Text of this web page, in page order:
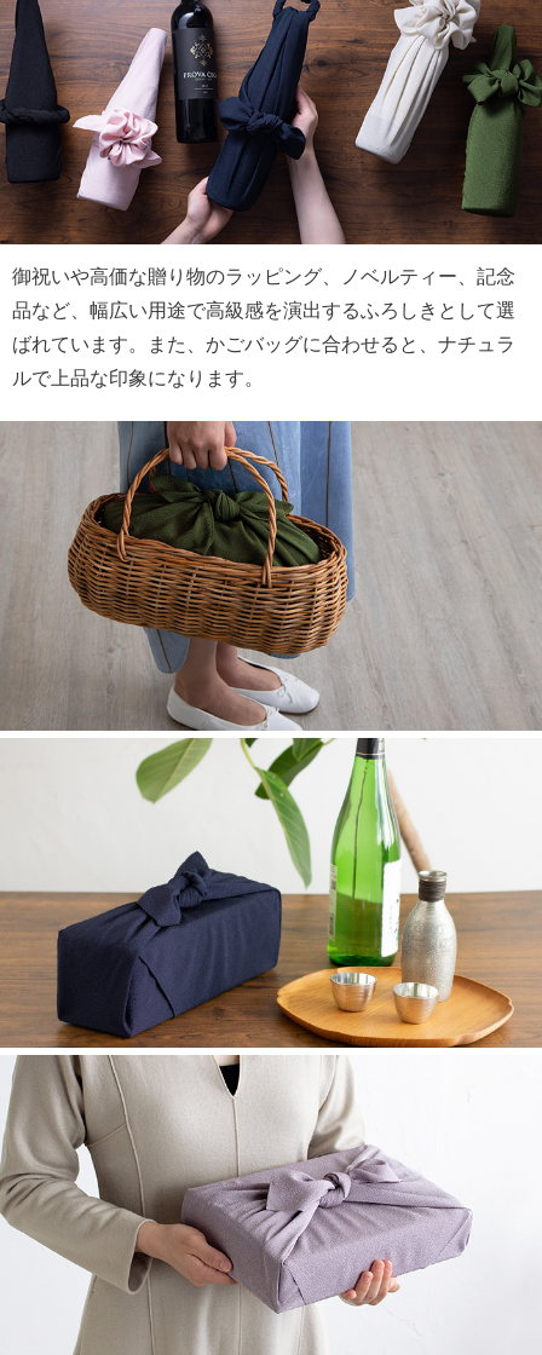
御祝いや高価な贈り物のラッピング、ノベルティー、記念
品など、幅広い用途で高級感を演出するふろしきとして選
ばれています。また、かごバッグに合わせると、ナチュラ
ルで上品な印象になります。